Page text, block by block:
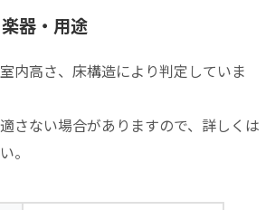
器・用途
内高さ、床構造により判定していま
さない場合がありますので、詳しくは
。